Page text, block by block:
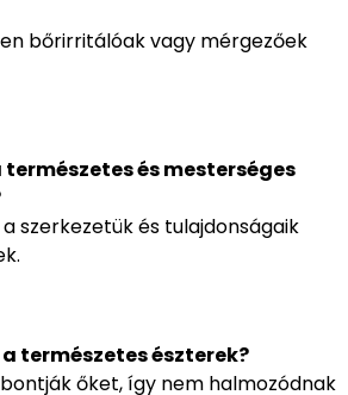
bőrirritálóak vagy mérgezőek
természetes és mesterséges
szerkezetük és tulajdonságaik
természetes észterek?
őket, így nem halmozódnak